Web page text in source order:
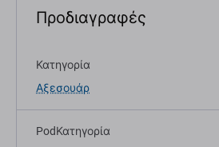
Προδιαγραφές
Κατηγορία
Αξεσουάρ
PodΚατηγορία